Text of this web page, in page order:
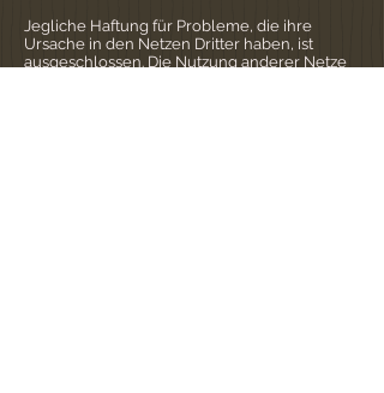
Jegliche Haftung für Probleme, die ihre
Ursache in den Netzen Dritter haben, ist
ausgeschlossen. Die Nutzung anderer Netze